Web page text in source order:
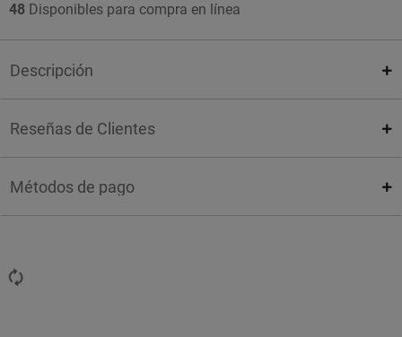
48 Disponibles para compra en línea
Descripción
Reseñas de Clientes
Métodos de pago